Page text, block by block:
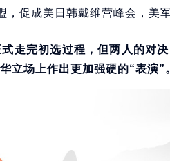
促成美日韩戴维营峰会，美
走完初选过程，但两人的对
立场上作出更加强硬的“表演”